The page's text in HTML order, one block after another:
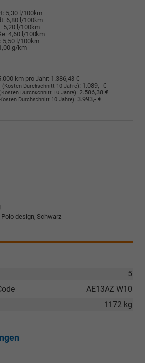
5,30 l/100km
6,80 l/100km
5,20 l/100km
4,60 l/100km
5,50 l/100km
g/km
km pro Jahr: 1.386,48 €
(Kosten Durchschnitt 10 Jahre): 1.089,- €
(Kosten Durchschnitt 10 Jahre): 2.586,38 €
Durchschnitt 10 Jahre): 3.993,- €
design, Schwarz
5
AE13AZ W10
1172 kg